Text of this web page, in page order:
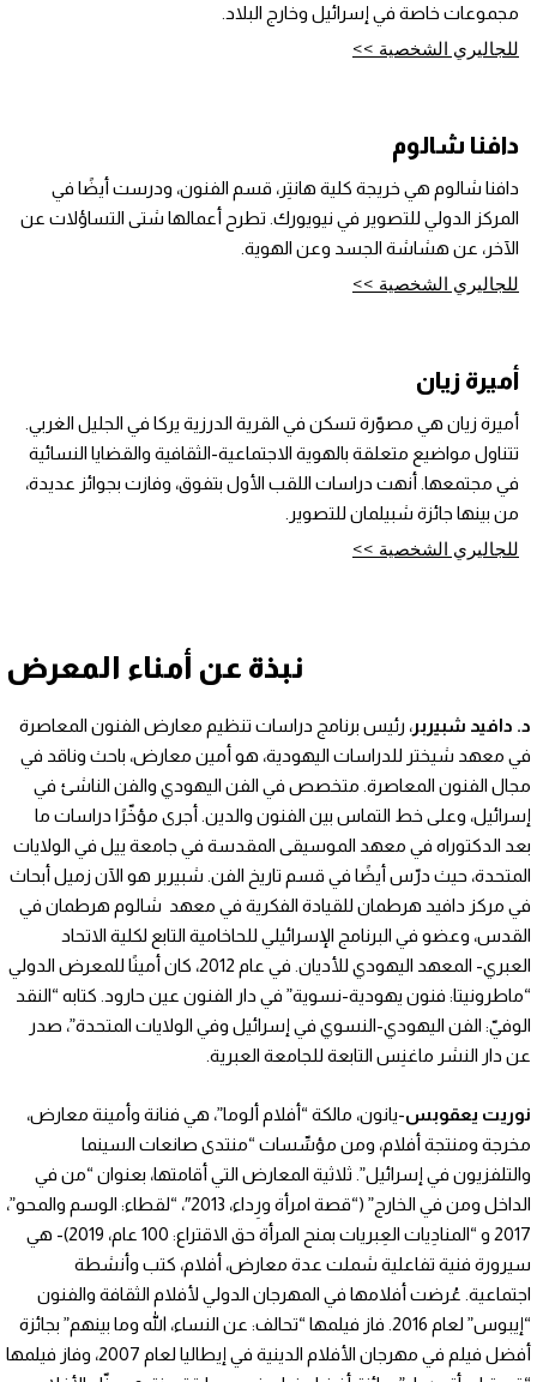
مجموعات خاصة في إسرائيل وخارج البلاد.
للجاليري الشخصية >>
دافنا شالوم
دافنا شالوم هي خريجة كلية هانتِر، قسم الفنون، ودرست أيضًا في
المركز الدولي للتصوير في نيويورك. تطرح أعمالها شتى التساؤلات عن
الآخر، عن هشاشة الجسد وعن الهوية.
للجاليري الشخصية >>
أميرة زيان
أميرة زيان هي مصوّرة تسكن في القرية الدرزية يركا في الجليل الغربي.
تتناول مواضيع متعلقة بالهوية الاجتماعية-الثقافية والقضايا النسائية
في مجتمعها. أنهت دراسات اللقب الأول بتفوق، وفازت بجوائز عديدة،
من بينها جائزة شبيلمان للتصوير.
للجاليري الشخصية >>
نبذة عن أمناء المعرض
د. دافيد شبيربر، رئيس برنامج دراسات تنظيم معارض الفنون المعاصرة
في معهد شيختر للدراسات اليهودية، هو أمين معارض، باحث وناقد في
مجال الفنون المعاصرة. متخصص في الفن اليهودي والفن الناشئ في
إسرائيل، وعلى خط التماس بين الفنون والدين. أجرى مؤخّرًا دراسات ما
بعد الدكتوراه في معهد الموسيقى المقدسة في جامعة ييل في الولايات
المتحدة، حيث درّس أيضًا في قسم تاريخ الفن. شبيربر هو الآن زميل أبحاث
في مركز دافيد هرطمان للقيادة الفكرية في معهد شالوم هرطمان في
القدس، وعضو في البرنامج الإسرائيلي للحاخامية التابع لكلية الاتحاد
العبري- المعهد اليهودي للأديان. في عام 2012، كان أمينًا للمعرض الدولي
“ماطرونيتا: فنون يهودية-نسوية” في دار الفنون عين حارود. كتابه “النقد
الوفيّ: الفن اليهودي-النسوي في إسرائيل وفي الولايات المتحدة”، صدر
عن دار النشر ماغنِس التابعة للجامعة العبرية.
نوريت يعقوبس-يانون، مالكة “أفلام ألوما”، هي فنانة وأمينة معارض،
مخرجة ومنتجة أفلام، ومن مؤسِّسات “منتدى صانعات السينما
والتلفزيون في إسرائيل”. ثلاثية المعارض التي أقامتها، بعنوان “من في
الداخل ومن في الخارج” (“قصة امرأة ورِداء، 2013″، “لقطاء: الوسم والمحو”،
2017 و “المنادِيات العِبريات بمنح المرأة حق الاقتراع: 100 عام، 2019)- هي
سيرورة فنية تفاعلية شملت عدة معارض، أفلام، كتب وأنشطة
اجتماعية. عُرضت أفلامها في المهرجان الدولي لأفلام الثقافة والفنون
“إيبوس” لعام 2016. فاز فيلمها “تحالف: عن النساء، الله وما بينهم” بجائزة
أفضل فيلم في مهرجان الأفلام الدينية في إيطاليا لعام 2007، وفاز فيلمها